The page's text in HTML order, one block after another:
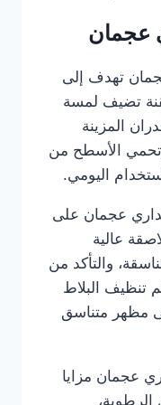
عجمان
تهدف إلى
تضيف لمسة
المزينة
الأسطح من
اليومي.
عجمان على
عالية
والتأكد من
تنظيف البلاط
مظهر متناسق
عجمان مزايا
الرطوبة،